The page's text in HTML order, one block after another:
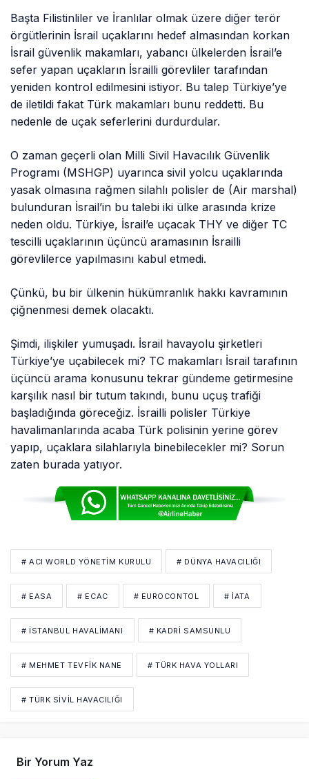
Başta Filistinliler ve İranlılar olmak üzere diğer terör
örgütlerinin İsrail uçaklarını hedef almasından korkan
İsrail güvenlik makamları, yabancı ülkelerden İsrail’e
sefer yapan uçakların İsrailli görevliler tarafından
yeniden kontrol edilmesini istiyor. Bu talep Türkiye’ye
de iletildi fakat Türk makamları bunu reddetti. Bu
nedenle de uçak seferlerini durdurdular.
O zaman geçerli olan Milli Sivil Havacılık Güvenlik
Programı (MSHGP) uyarınca sivil yolcu uçaklarında
yasak olmasına rağmen silahlı polisler de (Air marshal)
bulunduran İsrail’in bu talebi iki ülke arasında krize
neden oldu. Türkiye, İsrail’e uçacak THY ve diğer TC
tescilli uçaklarının üçüncü aramasının İsrailli
görevlilerce yapılmasını kabul etmedi.
Çünkü, bu bir ülkenin hükümranlık hakkı kavramının
çiğnenmesi demek olacaktı.
Şimdi, ilişkiler yumuşadı. İsrail havayolu şirketleri
Türkiye’ye uçabilecek mi? TC makamları İsrail tarafının
üçüncü arama konusunu tekrar gündeme getirmesine
karşılık nasıl bir tutum takındı, bunu uçuş trafiği
başladığında göreceğiz. İsrailli polisler Türkiye
havalimanlarında acaba Türk polisinin yerine görev
yapıp, uçaklara silahlarıyla binebilecekler mi? Sorun
zaten burada yatıyor.
# ACI WORLD YÖNETIM KURULU # DÜNYA HAVACILIĞI
# EASA # ECAC # EUROCONTOL # IATA
# İSTANBUL HAVALİMANI # KADRI SAMSUNLU
# MEHMET TEVFIK NANE # TÜRK HAVA YOLLARI
# TÜRK SİVİL HAVACILIĞI
Bir Yorum Yaz